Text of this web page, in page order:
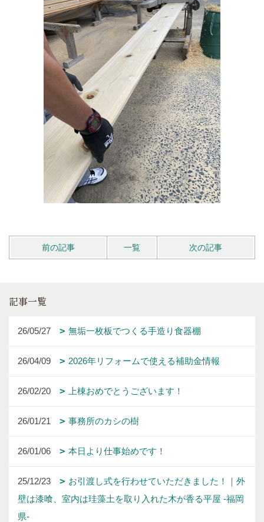
前の記事 一覧 次の記事
記事一覧
26/05/27 無垢一枚板でつくる手造り食器棚
26/04/09 2026年リフォームで使える補助金情報
26/02/20 上棟おめでとうございます！
26/01/21 事務所のカシの樹
26/01/06 本日より仕事始めです！
25/12/23
お引渡し式を行わせていただきました！｜外
壁は漆喰、室内は珪藻土を取り入れた木が香る平屋 -福岡
県-